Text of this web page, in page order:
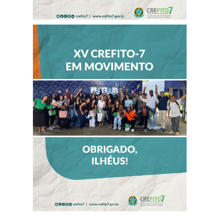
CREFITO-7 EM
MOVIMENTO
FORTALECE
DIÁLOGO COM
PROFISSIONAIS E
VALORIZA
TALENTOS DO
INTERIOR EM
ILHÉUS